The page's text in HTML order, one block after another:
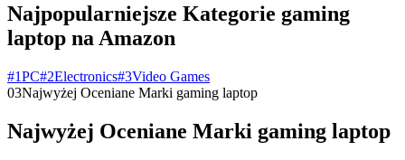
Najpopularniejsze Kategorie gaming
laptop na Amazon
#1PC#2Electronics#3Video Games
03Najwyżej Oceniane Marki gaming laptop
Najwyżej Oceniane Marki gaming laptop